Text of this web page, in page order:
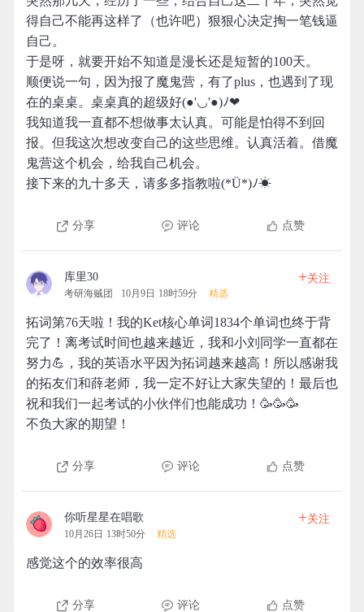
得自己不能再这样了（也许吧）狠狠心决定掏一笔钱逼
自己。
于是呀，就要开始不知道是漫长还是短暂的100天。
顺便说一句，因为报了魔鬼营，有了plus，也遇到了现
在的桌桌。桌桌真的超级好(●'◡'●)ﾉ❤
我知道我一直都不想做事太认真。可能是怕得不到回
报。但我这次想改变自己的这些思维。认真活着。借魔
鬼营这个机会，给我自己机会。
接下来的九十多天，请多多指教啦(*Ü*)ﾉ☀
分享 评论 点赞
库里30
考研海贼团 10月9日 18时59分 精选
+关注
拓词第76天啦！我的Ket核心单词1834个单词也终于背
完了！离考试时间也越来越近，我和小刘同学一直都在
努力💪，我的英语水平因为拓词越来越高！所以感谢我
的拓友们和薛老师，我一定不好让大家失望的！最后也
祝和我们一起考试的小伙伴们也能成功！🥳🥳🥳
不负大家的期望！
分享 评论 点赞
你听星星在唱歌
10月26日 13时50分 精选
+关注
感觉这个的效率很高
分享 评论 点赞